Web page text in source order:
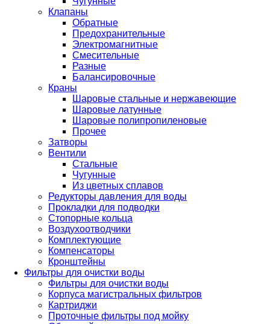
Клапаны
Обратные
Предохранительные
Электромагнитные
Смесительные
Разные
Балансировочные
Краны
Шаровые стальные и нержавеющие
Шаровые латунные
Шаровые полипропиленовые
Прочее
Затворы
Вентили
Стальные
Чугунные
Из цветных сплавов
Редукторы давления для воды
Прокладки для подводки
Стопорные кольца
Воздухоотводчики
Комплектующие
Компенсаторы
Кронштейны
Фильтры для очистки воды
Фильтры для очистки воды
Корпуса магистральных фильтров
Картриджи
Проточные фильтры под мойку